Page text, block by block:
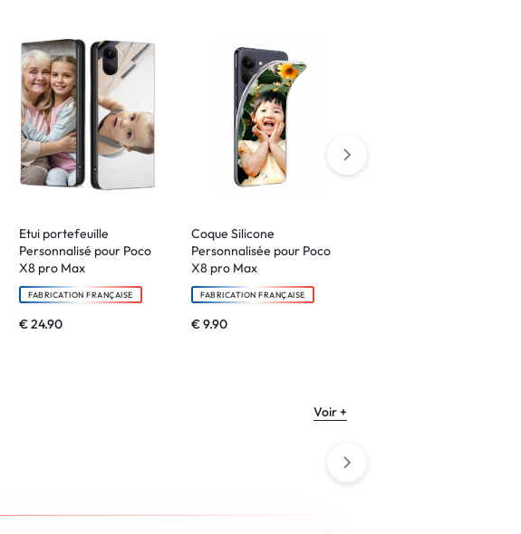
Etui portefeuille
Personnalisé pour Poco
X8 pro Max
FABRICATION FRANÇAISE
€24.90
Coque Silicone
Personnalisée pour Poco
X8 pro Max
FABRICATION FRANÇAISE
€9.90
Voir +